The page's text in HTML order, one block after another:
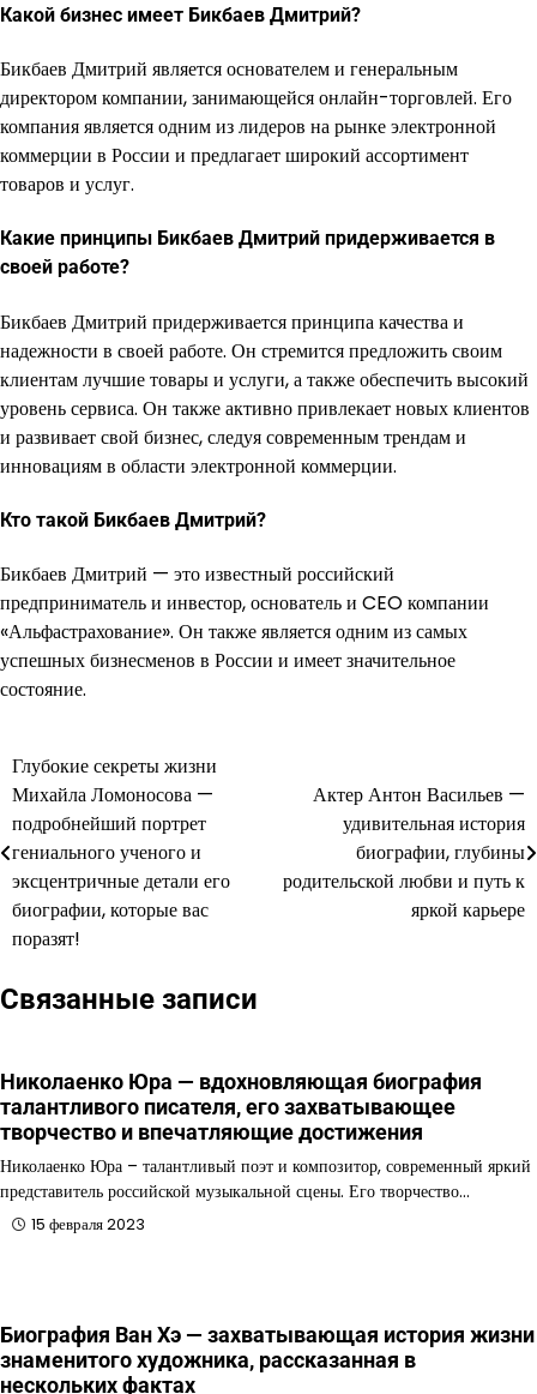
Какой бизнес имеет Бикбаев Дмитрий?
Бикбаев Дмитрий является основателем и генеральным
директором компании, занимающейся онлайн-торговлей. Его
компания является одним из лидеров на рынке электронной
коммерции в России и предлагает широкий ассортимент
товаров и услуг.
Какие принципы Бикбаев Дмитрий придерживается в
своей работе?
Бикбаев Дмитрий придерживается принципа качества и
надежности в своей работе. Он стремится предложить своим
клиентам лучшие товары и услуги, а также обеспечить высокий
уровень сервиса. Он также активно привлекает новых клиентов
и развивает свой бизнес, следуя современным трендам и
инновациям в области электронной коммерции.
Кто такой Бикбаев Дмитрий?
Бикбаев Дмитрий — это известный российский
предприниматель и инвестор, основатель и CEO компании
«Альфастрахование». Он также является одним из самых
успешных бизнесменов в России и имеет значительное
состояние.
Навигация
по
записям
Глубокие секреты жизни
Михайла Ломоносова —
подробнейший портрет
гениального ученого и
эксцентричные детали его
биографии, которые вас
поразят!
Актер Антон Васильев —
удивительная история
биографии, глубины
родительской любви и путь к
яркой карьере
Связанные записи
Николаенко Юра — вдохновляющая биография
талантливого писателя, его захватывающее
творчество и впечатляющие достижения
Николаенко Юра – талантливый поэт и композитор, современный яркий
представитель российской музыкальной сцены. Его творчество…
15 февраля 2023
Биография Ван Хэ — захватывающая история жизни
знаменитого художника, рассказанная в
нескольких фактах